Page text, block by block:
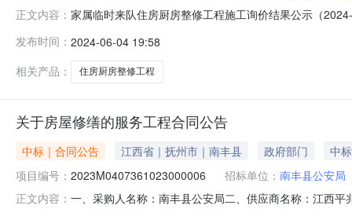
正文内容： 家属临时来队住房厨房整修工程施工询价结果公示（
应商递交了报价文件，分别为江西平兆洋建设工程有限
和
发布时间： 2024-06-04 19:58
相关产品：
住房厨房整修工程
关于房屋修缮的服务工程合同公告
中标｜合同公告 江西省｜抚州市｜南丰县 政府部门
中
项目编号： 2023M0407361023000006 招标单位： 南丰县公安局
正文内容： 一、采购人名称：南丰县公安局二、供应商名称：江西